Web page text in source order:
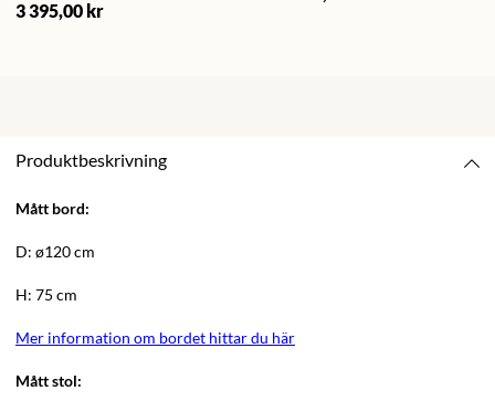
3 395,00 kr
Produktbeskrivning
Mått bord:
D: ø120 cm
H: 75 cm
Mer information om bordet hittar du här
Mått stol: